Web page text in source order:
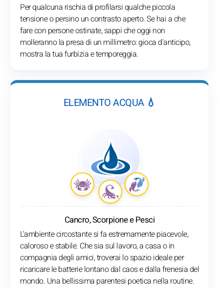
Per qualcuna rischia di profilarsi qualche piccola
tensione o persino un contrasto aperto. Se hai a che
fare con persone ostinate, sappi che oggi non
molleranno la presa di un millimetro: gioca d'anticipo,
mostra la tua furbizia e temporeggia.
ELEMENTO ACQUA 💧
Cancro, Scorpione e Pesci
L'ambiente circostante si fa estremamente piacevole,
caloroso e stabile. Che sia sul lavoro, a casa o in
compagnia degli amici, troverai lo spazio ideale per
ricaricare le batterie lontano dal caos e dalla frenesia del
mondo. Una bellissima parentesi poetica nella routine.